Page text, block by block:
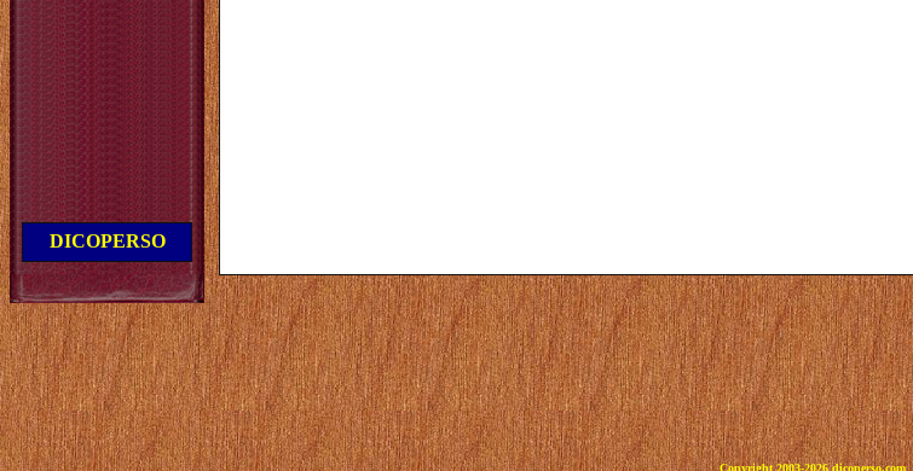
DICOPERSO
Copyright 2003-2026 dicoperso.com